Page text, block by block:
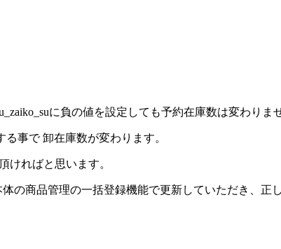
に負の値を設定しても予約在庫数は変わりま
事で 卸在庫数が変わります。
ければと思います。
の商品管理の一括登録機能で更新していただき、正